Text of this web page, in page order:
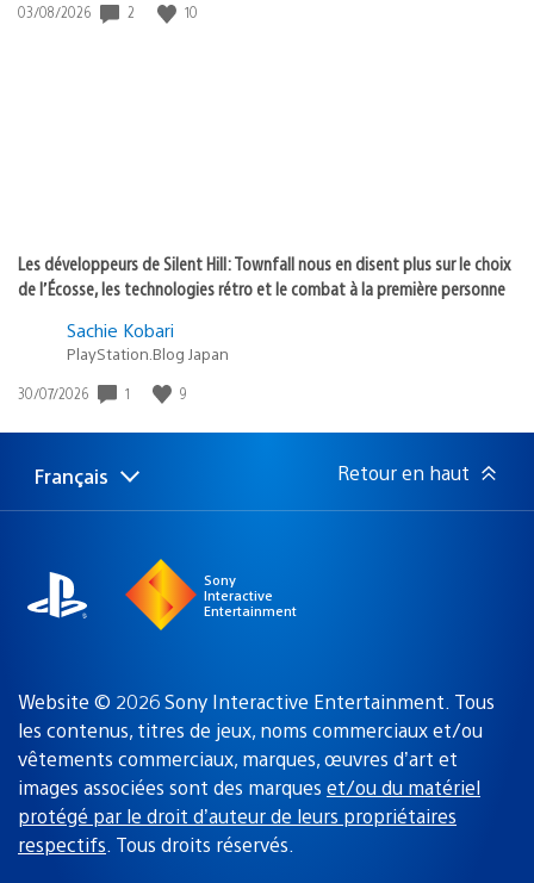
Date
03/08/2026 2 10
Les développeurs de Silent Hill: Townfall nous en disent plus sur le choix
de l’Écosse, les technologies rétro et le combat à la première personne
Sachie Kobari
PlayStation.Blog Japan
Date
publication
30/07/2026 1 9
Choisir
une
Région
actuelle
Français Retour en haut
Sony
Interactive
Entertainment
Website © 2026 Sony Interactive Entertainment. Tous
les contenus, titres de jeux, noms commerciaux et/ou
vêtements commerciaux, marques, œuvres d’art et
images associées sont des marques et/ou du matériel
protégé par le droit d’auteur de leurs propriétaires
respectifs. Tous droits réservés.